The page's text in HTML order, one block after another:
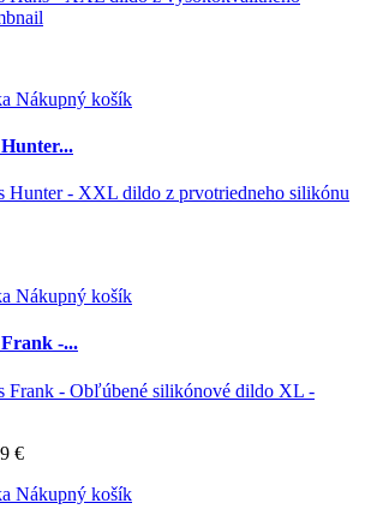
Nákupný košík
Nákupný košík
-...
€
Nákupný košík